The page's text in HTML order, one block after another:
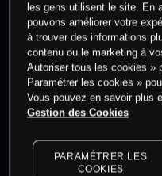
dernières données
les gens utilisent le site. En
pouvons améliorer votre
à trouver des informations
contenu ou le marketing à
Autoriser tous les cookies »
Paramétrer les cookies »
Vous pouvez en savoir plus
Gestion des Cookies
PARAMÉTRER LES
COOKIES